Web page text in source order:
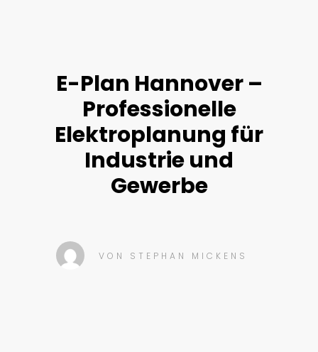
E-Plan Hannover –
Professionelle
Elektroplanung für
Industrie und
Gewerbe
VON STEPHAN MICKENS